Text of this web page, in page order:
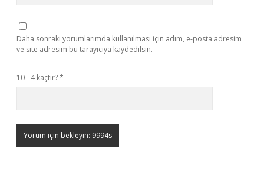
Daha sonraki yorumlarımda kullanılması için adım, e-posta adresim
ve site adresim bu tarayıcıya kaydedilsin.
10 - 4 kaçtır?*